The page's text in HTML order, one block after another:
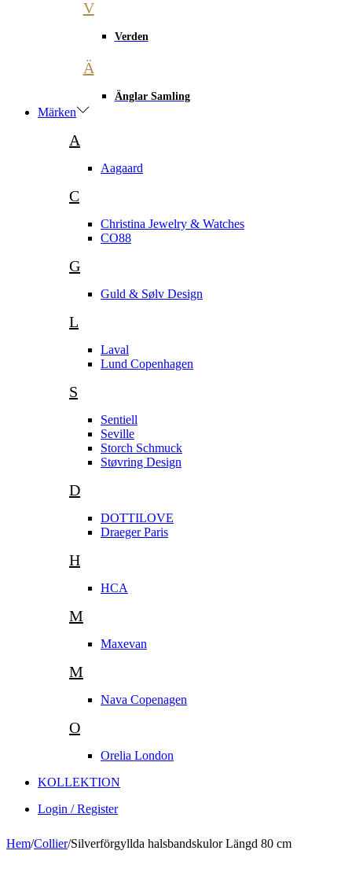
V
Verden
Ä
Änglar Samling
Märken
A
Aagaard
C
Christina Jewelry & Watches
CO88
G
Guld & Sølv Design
L
Laval
Lund Copenhagen
S
Sentiell
Seville
Storch Schmuck
Støvring Design
D
DOTTILOVE
Draeger Paris
H
HCA
M
Maxevan
M
Nava Copenagen
O
Orelia London
KOLLEKTION
Login / Register
Hem/Collier/Silverförgyllda halsbandskulor Längd 80 cm